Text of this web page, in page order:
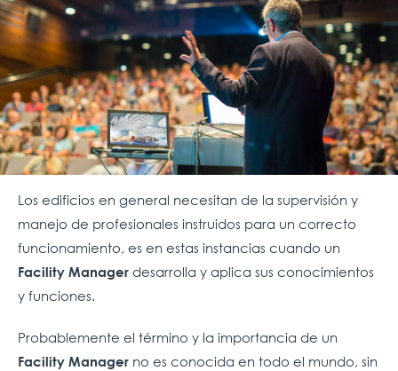
Los edificios en general necesitan de la supervisión y
manejo de profesionales instruidos para un correcto
funcionamiento, es en estas instancias cuando un
Facility Manager desarrolla y aplica sus conocimientos
y funciones.
Probablemente el término y la importancia de un
Facility Manager no es conocida en todo el mundo, sin